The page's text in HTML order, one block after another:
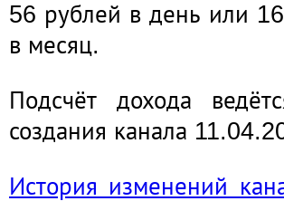
56 рублей в день или
в месяц.
Подсчёт дохода
создания канала
История изменений